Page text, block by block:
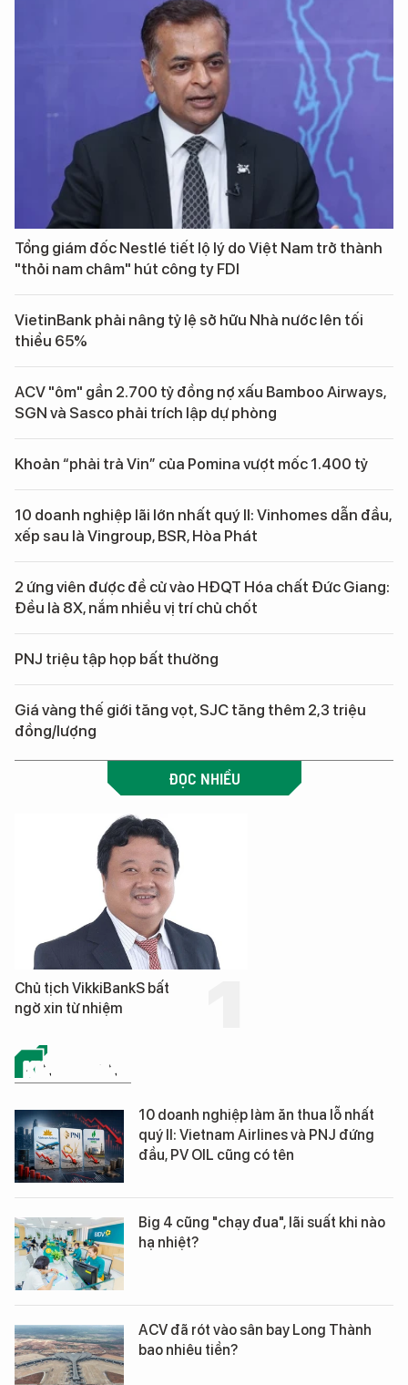
Tổng giám đốc Nestlé tiết lộ lý do Việt Nam trở thành
"thỏi nam châm" hút công ty FDI
VietinBank phải nâng tỷ lệ sở hữu Nhà nước lên tối
thiểu 65%
ACV "ôm" gần 2.700 tỷ đồng nợ xấu Bamboo Airways,
SGN và Sasco phải trích lập dự phòng
Khoản “phải trả Vin” của Pomina vượt mốc 1.400 tỷ
10 doanh nghiệp lãi lớn nhất quý II: Vinhomes dẫn đầu,
xếp sau là Vingroup, BSR, Hòa Phát
2 ứng viên được đề cử vào HĐQT Hóa chất Đức Giang:
Đều là 8X, nắm nhiều vị trí chủ chốt
PNJ triệu tập họp bất thường
Giá vàng thế giới tăng vọt, SJC tăng thêm 2,3 triệu
đồng/lượng
ĐỌC NHIỀU
Chủ tịch VikkiBankS bất
ngờ xin từ nhiệm
KINH DOANH
10 doanh nghiệp làm ăn thua lỗ nhất
quý II: Vietnam Airlines và PNJ đứng
đầu, PV OIL cũng có tên
Big 4 cũng "chạy đua", lãi suất khi nào
hạ nhiệt?
ACV đã rót vào sân bay Long Thành
bao nhiêu tiền?